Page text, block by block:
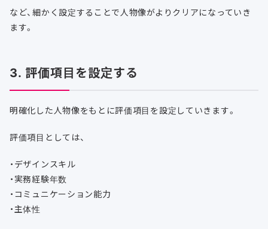
など、細かく設定することで人物像がよりクリアになっていき
ます。
3. 評価項目を設定する
明確化した人物像をもとに評価項目を設定していきます。
評価項目としては、
・デザインスキル
・実務経験年数
・コミュニケーション能力
・主体性